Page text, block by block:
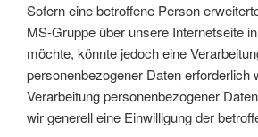
Sofern eine betroffene Person
MS-Gruppe über unsere Internetseite
möchte, könnte jedoch eine
personenbezogener Daten erforderlich
Verarbeitung personenbezogener
wir generell eine Einwilligung der